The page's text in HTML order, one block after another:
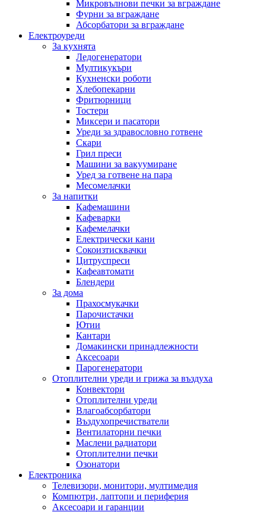
Микровълнови печки за вграждане
Фурни за вграждане
Абсорбатори за вграждане
Електроуреди
За кухнята
Ледогенератори
Мултикукъри
Кухненски роботи
Хлебопекарни
Фритюрници
Тостери
Миксери и пасатори
Уреди за здравословно готвене
Скари
Грил преси
Машини за вакуумиране
Уред за готвене на пара
Месомелачки
За напитки
Кафемашини
Кафеварки
Кафемелачки
Електрически кани
Сокоизтисквачки
Цитруспреси
Кафеавтомати
Блендери
За дома
Прахосмукачки
Парочистачки
Ютии
Кантари
Домакински принадлежности
Аксесоари
Парогенератори
Отоплителни уреди и грижа за въздуха
Конвектори
Отоплителни уреди
Влагоабсорбатори
Въздухопречистватели
Вентилаторни печки
Маслени радиатори
Отоплителни печки
Озонатори
Електроника
Телевизори, монитори, мултимедия
Компютри, лаптопи и периферия
Аксесоари и гаранции